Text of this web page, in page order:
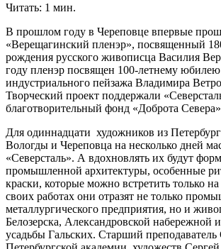
Читать: 1 мин.
В прошлом году в Череповце впервые
«Верещагинский пленэр», посвященный
рождения русского живописца Василия
году пленэр посвящен 100-летнему юбилею
индустриального пейзажа Владимира
Творческий проект поддержали
благотворительный фонд «Доброта
Для одиннадцати художников из
Вологды и Череповца на несколько дней
«Северсталь». А вдохновлять их будут
промышленной архитектуры, особенные
краски, которые можно встретить только
своих работах они отразят не только
металлургического предприятия, но и
Белозерска, Александровской набережной
усадьбы Гальских. Старший преподаватель